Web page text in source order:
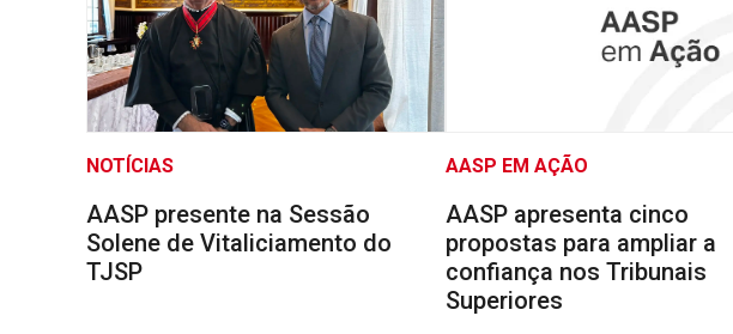
NOTÍCIAS
AASP presente na Sessão
Solene de Vitaliciamento do
TJSP
AASP EM AÇÃO
AASP apresenta cinco
propostas para ampliar a
confiança nos Tribunais
Superiores